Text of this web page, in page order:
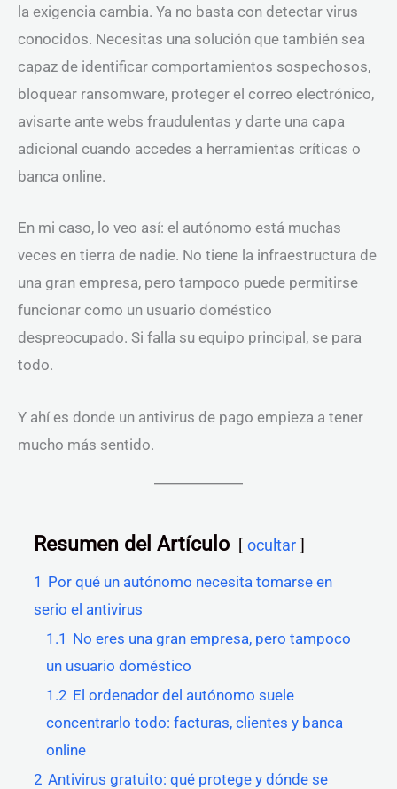
la exigencia cambia. Ya no basta con detectar virus
conocidos. Necesitas una solución que también sea
capaz de identificar comportamientos sospechosos,
bloquear ransomware, proteger el correo electrónico,
avisarte ante webs fraudulentas y darte una capa
adicional cuando accedes a herramientas críticas o
banca online.
En mi caso, lo veo así: el autónomo está muchas
veces en tierra de nadie. No tiene la infraestructura de
una gran empresa, pero tampoco puede permitirse
funcionar como un usuario doméstico
despreocupado. Si falla su equipo principal, se para
todo.
Y ahí es donde un antivirus de pago empieza a tener
mucho más sentido.
Resumen del Artículo ocultar
1 Por qué un autónomo necesita tomarse en
serio el antivirus
1.1 No eres una gran empresa, pero tampoco
un usuario doméstico
1.2 El ordenador del autónomo suele
concentrarlo todo: facturas, clientes y banca
online
2 Antivirus gratuito: qué protege y dónde se